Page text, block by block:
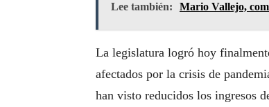
Lee también: Mario Vallejo,
La legislatura logró hoy
afectados por la crisis de
han visto reducidos los ingresos